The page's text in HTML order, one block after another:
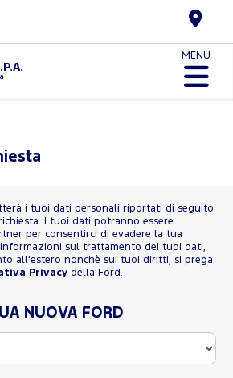
MENU
i tuoi dati personali riportati di seguito
I tuoi dati potranno essere
per consentirci di evadere la tua
sul trattamento dei tuoi dati,
all'estero nonchè sui tuoi diritti, si prega
Privacy della Ford.
NUOVA FORD